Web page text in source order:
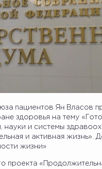
пациентов Ян Власов
здоровья на тему
и системы
и активная жизнь».
жизни»
проекта